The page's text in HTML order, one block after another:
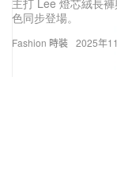
Fashion 時裝
主打 Lee 燈芯絨長
色同步登場。
2025年